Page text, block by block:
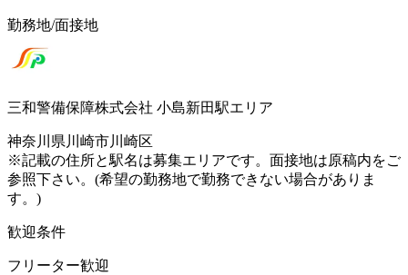
勤務地/面接地
三和警備保障株式会社 小島新田駅エリア
神奈川県川崎市川崎区
※記載の住所と駅名は募集エリアです。面接地は原稿内をご
参照下さい。(希望の勤務地で勤務できない場合がありま
す。)
歓迎条件
フリーター歓迎